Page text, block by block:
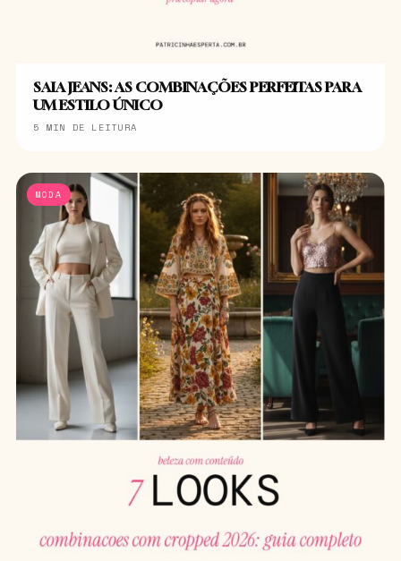
SAIA JEANS: AS COMBINAÇÕES PERFEITAS PARA
UM ESTILO ÚNICO
5 MIN DE LEITURA
MODA